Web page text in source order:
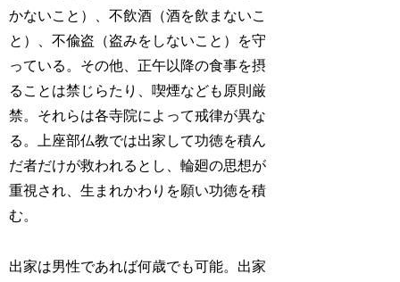
かないこと）、不飲酒（酒を飲まないこ
と）、不偸盗（盗みをしないこと）を守
っている。その他、正午以降の食事を摂
ることは禁じらたり、喫煙なども原則厳
禁。それらは各寺院によって戒律が異な
る。上座部仏教では出家して功徳を積ん
だ者だけが救われるとし、輪廻の思想が
重視され、生まれかわりを願い功徳を積
む。
出家は男性であれば何歳でも可能。出家